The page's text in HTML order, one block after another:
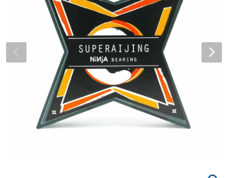
7.7inch
7.8inch
ウィール
56mm
スピットファイヤー F4（フォーミュラフォ
ボーンズ XF（エックスフォーミュラ）
ボーンズ STF（エスティーエフ）
パウエルペラルタ DF（ドラゴンフォーミュ
ベアリング
デッキテープ
ボルト
パーツ・その他
24cm
25.5cm
シューレース・その他
パーカー
トレーナー・セーター
ショーツ
長袖ボタンシャツ
スタッフおすすめアイテム
ブランド紹介
INFO
スケートパーク情報
カリフォルニアストリートの歴史
プライバシーポリシー
特定商取引法に基づく表記